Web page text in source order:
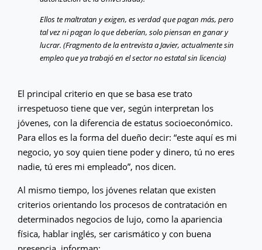
Ellos te maltratan y exigen, es verdad que pagan más, pero
tal vez ni pagan lo que deberían, solo piensan en ganar y
lucrar. (Fragmento de la entrevista a Javier, actualmente sin
empleo que ya trabajó en el sector no estatal sin licencia)
El principal criterio en que se basa ese trato
irrespetuoso tiene que ver, según interpretan los
jóvenes, con la diferencia de estatus socioeconómico.
Para ellos es la forma del dueño decir: “este aquí es mi
negocio, yo soy quien tiene poder y dinero, tú no eres
nadie, tú eres mi empleado”, nos dicen.
Al mismo tiempo, los jóvenes relatan que existen
criterios orientando los procesos de contratación en
determinados negocios de lujo, como la apariencia
física, hablar inglés, ser carismático y con buena